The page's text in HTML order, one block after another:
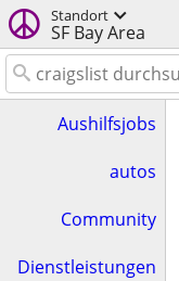
Standort
SF Bay Area
Aushilfsjobs
autos
Community
Dienstleistungen